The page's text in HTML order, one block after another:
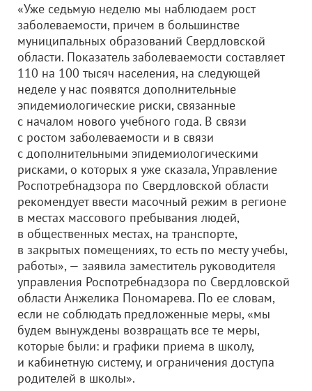
«Уже седьмую неделю мы наблюдаем рост
заболеваемости, причем в большинстве
муниципальных образований Свердловской
области. Показатель заболеваемости составляет
110 на 100 тысяч населения, на следующей
неделе у нас появятся дополнительные
эпидемиологические риски, связанные
с началом нового учебного года. В связи
с ростом заболеваемости и в связи
с дополнительными эпидемиологическими
рисками, о которых я уже сказала, Управление
Роспотребнадзора по Свердловской области
рекомендует ввести масочный режим в регионе
в местах массового пребывания людей,
в общественных местах, на транспорте,
в закрытых помещениях, то есть по месту учебы,
работы», — заявила заместитель руководителя
управления Роспотребнадзора по Свердловской
области Анжелика Пономарева. По ее словам,
если не соблюдать предложенные меры, «мы
будем вынуждены возвращать все те меры,
которые были: и графики приема в школу,
и кабинетную систему, и ограничения доступа
родителей в школы».